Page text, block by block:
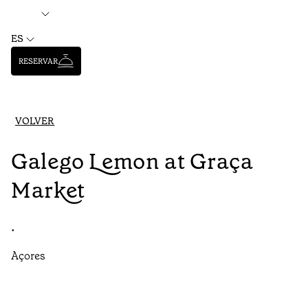
ES
RESERVAR
VOLVER
Galego Lemon at Graça
Market
•
Açores